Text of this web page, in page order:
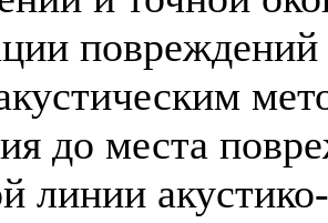
до места
линии